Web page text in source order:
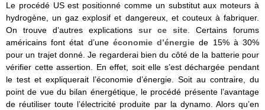
Le procédé US est positionné comme un substitut aux moteurs à
hydrogène, un gaz explosif et dangereux, et couteux à fabriquer.
On trouve d’autres explications sur ce site . Certains forums
américains font état d’une économie d’énergie de 15% à 30%
pour un trajet donné. Je regarderai bien du côté de la batterie pour
vérifier cette assertion. En effet, soit elle s’est déchargée pendant
le test et expliquerait l’économie d’énergie. Soit au contraire, du
point de vue du bilan énergétique, le procédé présente l’avantage
de réutiliser toute l’électricité produite par la dynamo. Alors qu’en